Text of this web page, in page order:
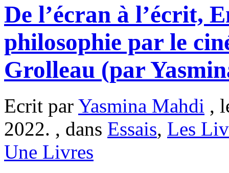
De l’écran à l’écrit,
philosophie par le
Grolleau (par
Ecrit par Yasmina Mahdi ,
2022. , dans Essais, Les
Une Livres